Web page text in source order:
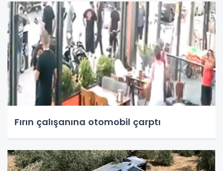
Fırın çalışanına otomobil çarptı